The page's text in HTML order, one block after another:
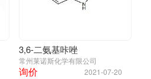
3,6-二氨基咔唑
常州莱诺斯化学有限公司
2021-07-20
询价